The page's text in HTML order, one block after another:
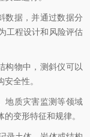
据，并通过数据分
工程设计和风险评估
物中，测斜仪可以
全性。
质灾害监测等领域
变形特征和规律。